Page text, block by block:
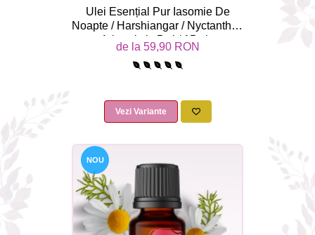
Ulei Esențial Pur Iasomie De
Noapte / Harshiangar / Nyctanthes
Arbortristis 5ml / 15ml -
Aromaterapie Sigura | nJoy
Nature
de la 59,90 RON
Vezi Variante
NOU